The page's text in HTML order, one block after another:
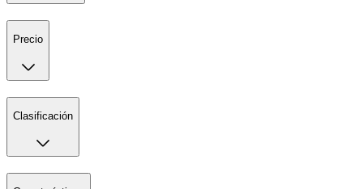
Precio
Clasificación